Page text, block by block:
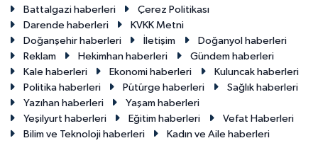
Battalgazi haberleri
Çerez Politikası
Darende haberleri
KVKK Metni
Doğanşehir haberleri
İletişim
Doğanyol haberleri
Reklam
Hekimhan haberleri
Gündem haberleri
Kale haberleri
Ekonomi haberleri
Kuluncak haberleri
Politika haberleri
Pütürge haberleri
Sağlık haberleri
Yazıhan haberleri
Yaşam haberleri
Yeşilyurt haberleri
Eğitim haberleri
Vefat Haberleri
Bilim ve Teknoloji haberleri
Kadın ve Aile haberleri